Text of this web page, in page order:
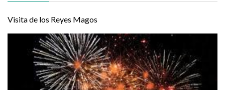
Visita de los Reyes Magos